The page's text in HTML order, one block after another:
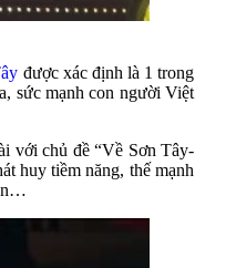
được xác định là 1 trong
sức mạnh con người Việt
với chủ đề “Về Sơn Tây-
huy tiềm năng, thế mạnh